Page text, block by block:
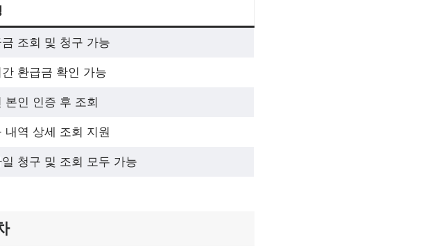
금 조회 및 청구 가능
간 환급금 확인 가능
본인 인증 후 조회
내역 상세 조회 지원
일 청구 및 조회 모두 가능